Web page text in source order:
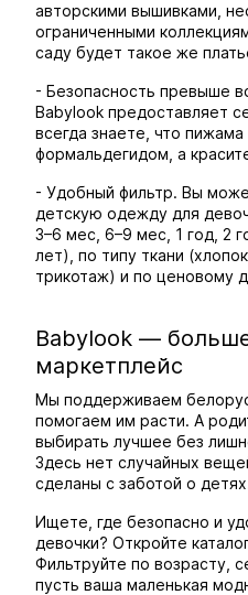
авторскими вышивками,
ограниченными
саду будет такое же
- Безопасность превыше
Babylook предоставляет
всегда знаете, что
формальдегидом, а
- Удобный фильтр. Вы
детскую одежду для
3–6 мес, 6–9 мес, 1 год, 2
лет), по типу ткани
трикотаж) и по ценовому
Babylook —
маркетплейс
Мы поддерживаем
помогаем им расти. А
выбирать лучшее без
Здесь нет случайных
сделаны с заботой о
Ищете, где безопасно и
девочки? Откройте
Фильтруйте по возрасту,
пусть ваша маленькая